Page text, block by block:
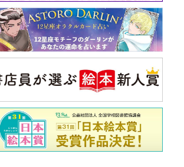
よかったのでしょうか
ピアノの月謝、払うべき？
公論新社の本
三千円の使いかた
原田ひ香 著詳しくみる
フォメーション